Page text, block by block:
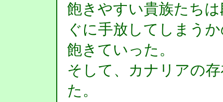
飽きやすい貴族たち
ぐに手放してしまう
飽きていった。
そして、カナリアの
た。